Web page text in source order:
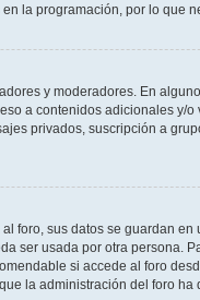
la programación, por lo que
y moderadores. En
a contenidos adicionales y/
privados, suscripción a
foro, sus datos se guardan
ser usada por otra persona.
si accede al foro
la administración del foro